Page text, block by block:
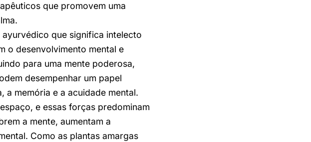
que promovem uma
que significa intelecto
o desenvolvimento mental e
para uma mente poderosa,
desempenhar um papel
a memória e a acuidade mental.
e essas forças predominam
a mente, aumentam a
Como as plantas amargas